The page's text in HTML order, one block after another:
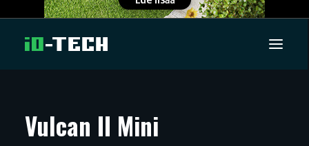
ARTIKKELIT
Vulcan II Mini